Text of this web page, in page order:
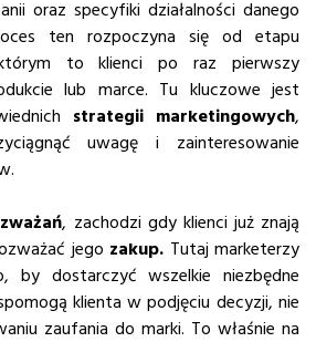
oraz specyfiki działalności danego
ten rozpoczyna się od etapu
to klienci po raz pierwszy
lub marce. Tu kluczowe jest
strategii marketingowych,
uwagę i zainteresowanie
, zachodzi gdy klienci już znają
jego zakup. Tutaj marketerzy
by dostarczyć wszelkie niezbędne
klienta w podjęciu decyzji, nie
zaufania do marki. To właśnie na